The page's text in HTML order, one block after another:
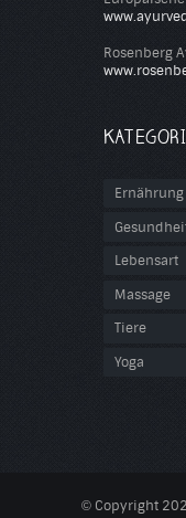
Rosenberg
Ernährung
Lebensart
Massage
Tiere
Yoga
© Copyright